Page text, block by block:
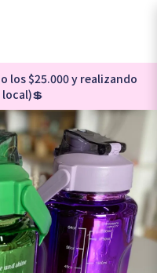
los $25.000 y realizando